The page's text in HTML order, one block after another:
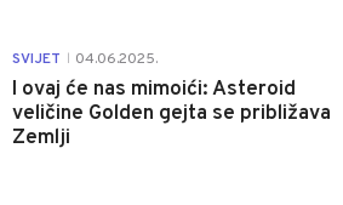
SVIJET 04.06.2025.
I ovaj će nas mimoići: Asteroid
veličine Golden gejta se približava
Zemlji